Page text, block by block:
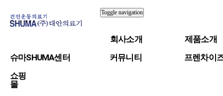
Toggle navigation
회사소개
제품소개
슈마SHUMA센터
커뮤니티
프렌차이
쇼핑
몰